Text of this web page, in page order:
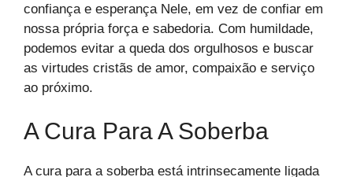
confiança e esperança Nele, em vez de confiar em
nossa própria força e sabedoria. Com humildade,
podemos evitar a queda dos orgulhosos e buscar
as virtudes cristãs de amor, compaixão e serviço
ao próximo.
A Cura Para A Soberba
A cura para a soberba está intrinsecamente ligada